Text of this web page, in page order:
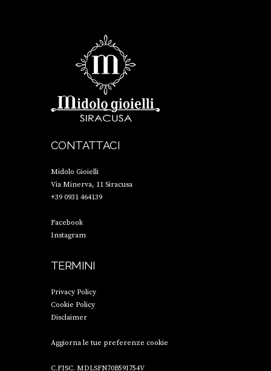
CONTATTACI
Midolo Gioielli
Via Minerva, 11 Siracusa
+39 0931 464139
Facebook
Instagram
TERMINI
Privacy Policy
Cookie Policy
Disclaimer
Aggiorna le tue preferenze cookie
C.FISC. MDLSFN70B59I754V